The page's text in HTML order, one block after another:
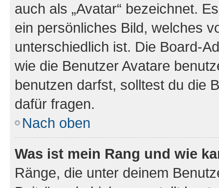
auch als „Avatar“ bezeichnet.
ein persönliches Bild, welches
unterschiedlich ist. Die Board-
wie die Benutzer Avatare
benutzen darfst, solltest du die
dafür fragen.
Nach oben
Was ist mein Rang und wie
Ränge, die unter deinem